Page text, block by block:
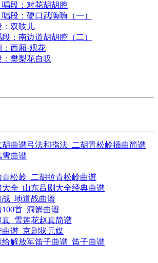
唱段：对花胡胡腔
唱段：硬口武嗨嗨（一）
：双吱儿
段：南边道胡胡腔（二）
西厢·观花
：樊梨花自叹
曲谱弓法和指法_二胡青松岭插曲简谱
雪曲谱
青松岭_二胡拉青松岭曲谱
大全_山东吕剧大全经典曲谱
_地道战曲谱
首_洞箫曲谱
_雪莲花赵真简谱
谱_京剧状元媒
解放军笛子曲谱_笛子曲谱